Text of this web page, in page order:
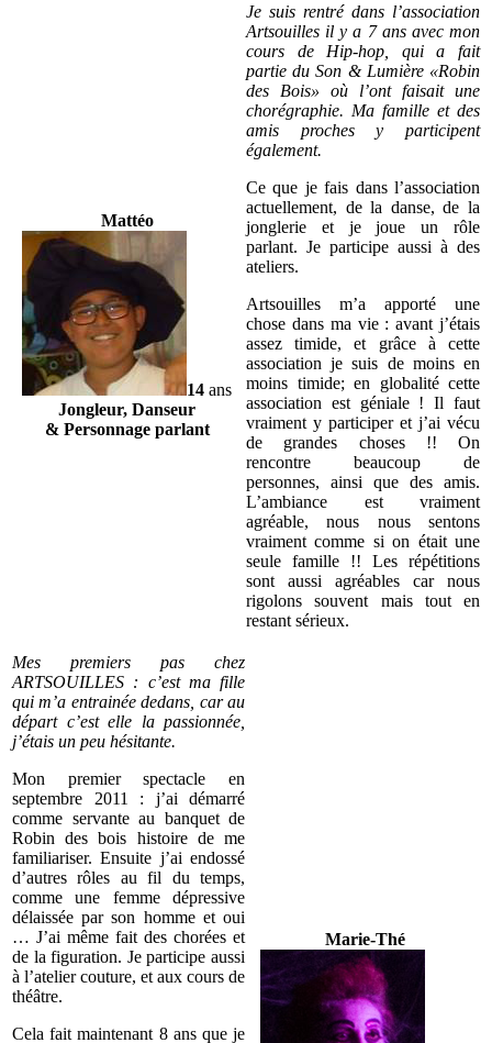
Mattéo
14 ans
Jongleur, Danseur
& Personnage parlant
Je suis rentré dans l’association
Artsouilles il y a 7 ans avec mon
cours de Hip-hop, qui a fait
partie du Son & Lumière «Robin
des Bois» où l’ont faisait une
chorégraphie. Ma famille et des
amis proches y participent
également.
Ce que je fais dans l’association
actuellement, de la danse, de la
jonglerie et je joue un rôle
parlant. Je participe aussi à des
ateliers.
Artsouilles m’a apporté une
chose dans ma vie : avant j’étais
assez timide, et grâce à cette
association je suis de moins en
moins timide; en globalité cette
association est géniale ! Il faut
vraiment y participer et j’ai vécu
de grandes choses !! On
rencontre beaucoup de
personnes, ainsi que des amis.
L’ambiance est vraiment
agréable, nous nous sentons
vraiment comme si on était une
seule famille !! Les répétitions
sont aussi agréables car nous
rigolons souvent mais tout en
restant sérieux.
Mes premiers pas chez
ARTSOUILLES : c’est ma fille
qui m’a entrainée dedans, car au
départ c’est elle la passionnée,
j’étais un peu hésitante.
Mon premier spectacle en
septembre 2011 : j’ai démarré
comme servante au banquet de
Robin des bois histoire de me
familiariser. Ensuite j’ai endossé
d’autres rôles au fil du temps,
comme une femme dépressive
délaissée par son homme et oui
… J’ai même fait des chorées et
de la figuration. Je participe aussi
à l’atelier couture, et aux cours de
théâtre.
Cela fait maintenant 8 ans que je
Marie-Thé